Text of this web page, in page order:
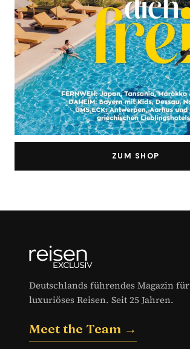
ZUM SHOP
Deutschlands führendes Magazin für
luxuriöses Reisen. Seit 25 Jahren.
Meet the Team →